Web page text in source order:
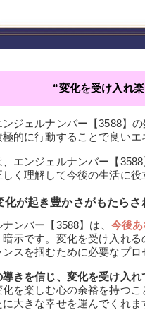
“変化を受け入れ
ンジェルナンバー【3588】
極的に行動することで良い
、エンジェルナンバー【
く理解して今後の生活に役
化が起き豊かさがもたらさ
ンバー【3588】は、 今後
暗示です。変化を受け入れ
スを掴むために必要なプロ
導きを信じ、変化を受け入
化を楽しむ心の余裕を持つ
大きな幸せを運んでくれま